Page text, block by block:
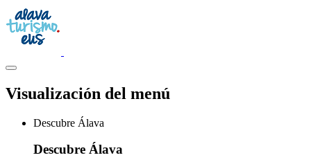
Visualización del menú
Descubre Álava
Descubre Álava